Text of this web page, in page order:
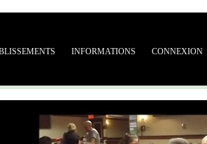
INFORMATIONS CONNEXION